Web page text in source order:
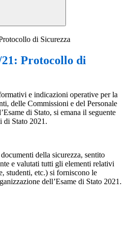
di Sicurezza
Protocollo di
e indicazioni operative per la
delle Commissioni e del Personale
di Stato, si emana il seguente
di Stato 2021.
della sicurezza, sentito
e valutati tutti gli elementi relativi
studenti, etc.) si forniscono le
dell’Esame di Stato 2021.